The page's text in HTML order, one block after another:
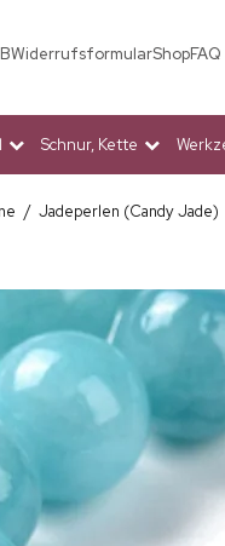
WiderrufsformularShopFAQ
Schnur, Kette
/ Jadeperlen (Candy Jade)